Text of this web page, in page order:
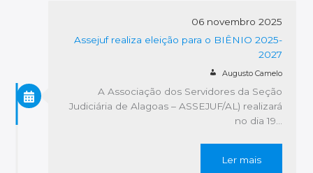
06 novembro 2025
Assejuf realiza eleição para o BIÊNIO 2025-
2027
Augusto Camelo
A Associação dos Servidores da Seção
Judiciária de Alagoas – ASSEJUF/AL) realizará
no dia 19…
Ler mais